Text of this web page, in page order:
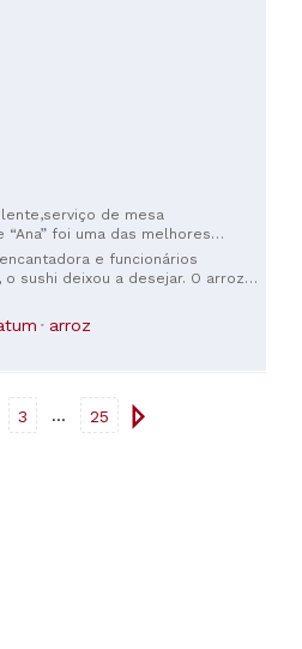
de mesa
foi uma das melhores
nos Açores. simpática,
voltarei sem dúvidas!
e funcionários
sushi deixou a desejar. O arroz
do sashimi de salmão, que
pena, eu realmente queria
arroz
3 ... 25